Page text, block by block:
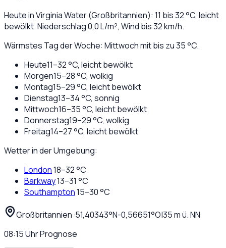
Heute inVirginia Water(Großbritannien): 11 bis32°C, leicht
bewölkt. Niederschlag0,0L/m², Wind bis32km/h.
Wärmstes Tag der Woche: Mittwoch mit bis zu 35 °C.
Heute11–32°C, leicht bewölkt
Morgen15–28°C, wolkig
Montag15–29°C, leicht bewölkt
Dienstag13–34°C, sonnig
Mittwoch16–35°C, leicht bewölkt
Donnerstag19–29°C, wolkig
Freitag14–27°C, leicht bewölkt
Wetter in der Umgebung:
London18–32°C
Barkway13–31 °C
Southampton15–30°C
Großbritannien··51,40343°N-0,56651°O|35m ü. NN
08:15UhrPrognose